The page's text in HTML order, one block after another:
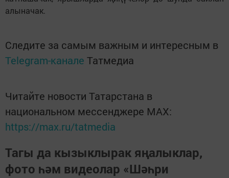
алыначак.
Следите за самым важным и интересным в
Telegram-канале Татмедиа
Читайте новости Татарстана в
национальном мессенджере MАХ:
https://max.ru/tatmedia
Тагы да кызыклырак яңалыклар,
фото һәм видеолар «Шәһри